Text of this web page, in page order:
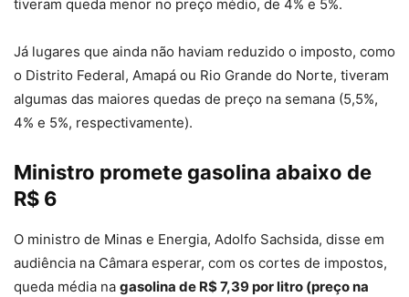
tiveram queda menor no preço médio, de 4% e 5%.
Já lugares que ainda não haviam reduzido o imposto, como
o Distrito Federal, Amapá ou Rio Grande do Norte, tiveram
algumas das maiores quedas de preço na semana (5,5%,
4% e 5%, respectivamente).
Ministro promete gasolina abaixo de
R$ 6
O ministro de Minas e Energia, Adolfo Sachsida, disse em
audiência na Câmara esperar, com os cortes de impostos,
queda média na gasolina de R$ 7,39 por litro (preço na